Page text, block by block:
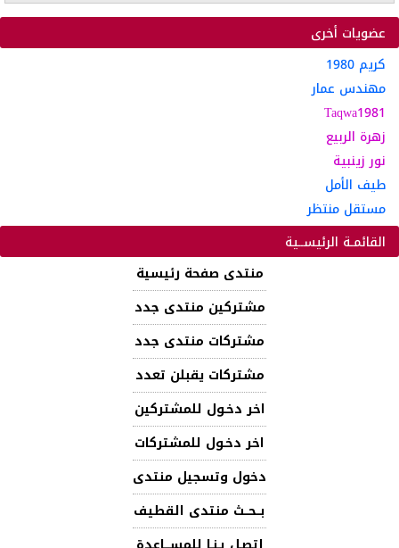
عضويات أخرى
كريم 1980
مهندس عمار
Taqwa1981
زهرة الربيع
نور زينبية
طيف الأمل
مستقل منتظر
القائمـة الرئيســية
منتدى صفحة رئيسية
مشتركين منتدى جدد
مشتركات منتدى جدد
مشتركات يقبلن تعدد
اخر دخـول للمشتركين
اخر دخـول للمشتركات
دخول وتسجيل منتدى
بــحــث منتدى القطيف